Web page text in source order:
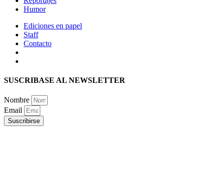
Humor
Ediciones en papel
Staff
Contacto
SUSCRIBASE AL NEWSLETTER
Nombre
Email
Suscribirse